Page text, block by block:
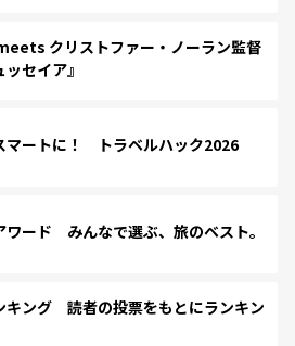
クリストファー・ノーラン監督
セイア』
マートに！ トラベルハック2026
ワード みんなで選ぶ、旅のベスト。
キング 読者の投票をもとにランキン